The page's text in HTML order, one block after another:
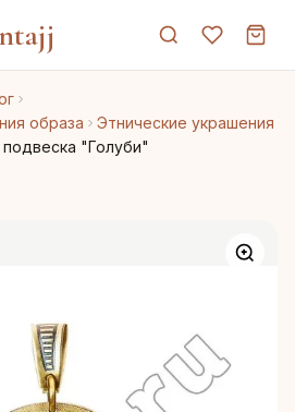
образа
Этнические украшения
"Голуби"